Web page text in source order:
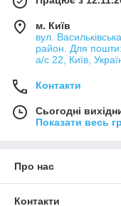
м. Київ
вул.
район. Для
а/с 22, Київ,
Контакти
Сьогодні
Показати весь
Про нас
Контакти